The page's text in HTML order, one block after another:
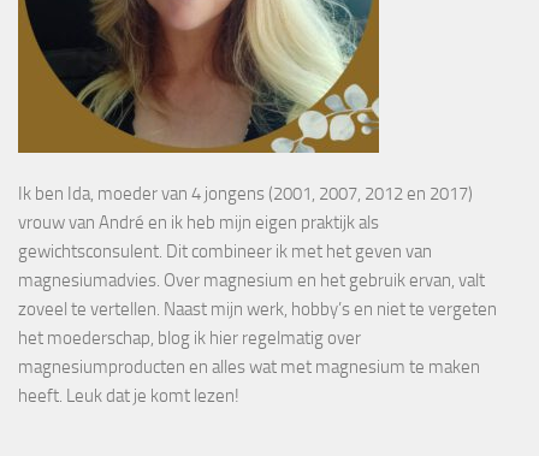
Ik ben Ida, moeder van 4 jongens (2001, 2007, 2012 en 2017)
vrouw van André en ik heb mijn eigen praktijk als
gewichtsconsulent. Dit combineer ik met het geven van
magnesiumadvies. Over magnesium en het gebruik ervan, valt
zoveel te vertellen. Naast mijn werk, hobby’s en niet te vergeten
het moederschap, blog ik hier regelmatig over
magnesiumproducten en alles wat met magnesium te maken
heeft. Leuk dat je komt lezen!